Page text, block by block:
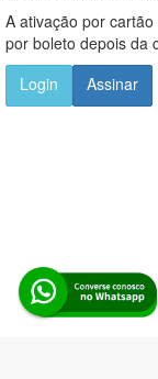
A ativação por
por boleto depois da
Login
Assinar